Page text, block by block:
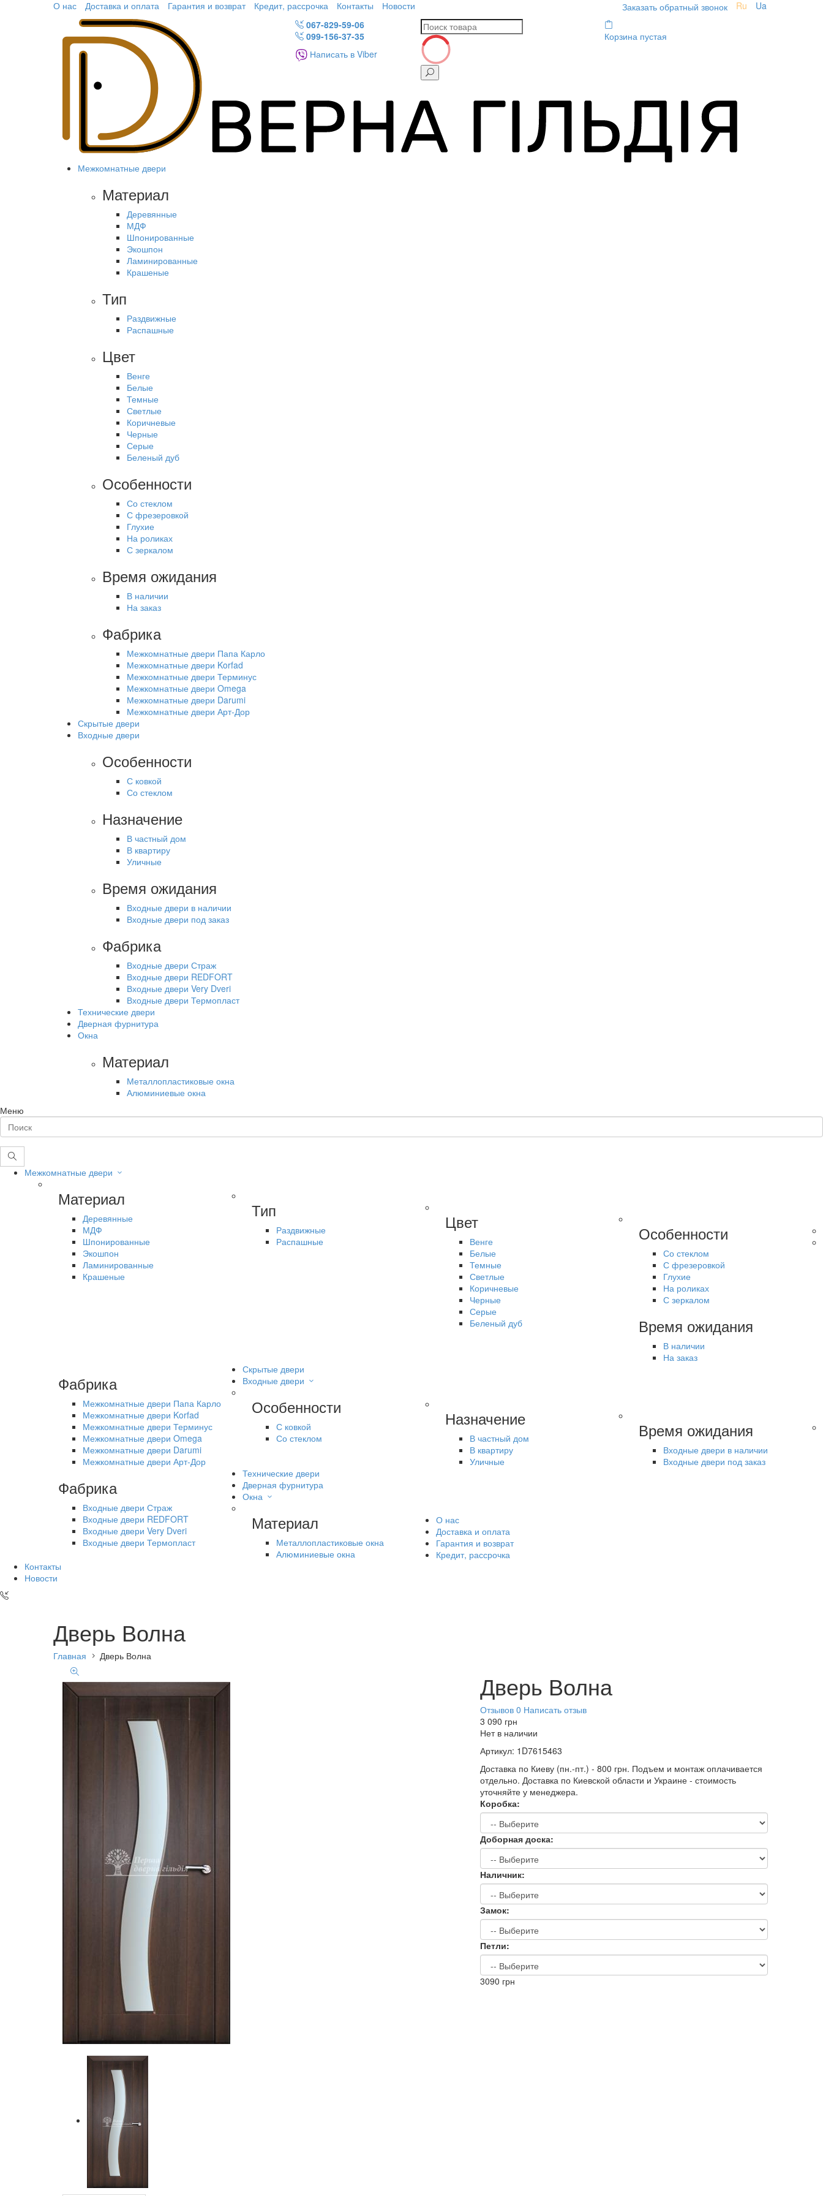
О нас Доставка и оплата Гарантия и возврат Кредит, рассрочка Контакты Новости Заказать обратный звонок Ru
Ua
067-829-59-06
099-156-37-35
Написать в Viber
Корзина пустая
Межкомнатные двери
Материал
Деревянные
МДФ
Шпонированные
Экошпон
Ламинированные
Крашеные
Тип
Раздвижные
Распашные
Цвет
Венге
Белые
Темные
Светлые
Коричневые
Черные
Серые
Беленый дуб
Особенности
Со стеклом
С фрезеровкой
Глухие
На роликах
С зеркалом
Время ожидания
В наличии
На заказ
Фабрика
Межкомнатные двери Папа Карло
Межкомнатные двери Korfad
Межкомнатные двери Терминус
Межкомнатные двери Omega
Межкомнатные двери Darumi
Межкомнатные двери Арт-Дор
Скрытые двери
Входные двери
Особенности
С ковкой
Со стеклом
Назначение
В частный дом
В квартиру
Уличные
Время ожидания
Входные двери в наличии
Входные двери под заказ
Фабрика
Входные двери Страж
Входные двери REDFORT
Входные двери Very Dveri
Входные двери Термопласт
Технические двери
Дверная фурнитура
Окна
Материал
Металлопластиковые окна
Алюминиевые окна
Меню
Межкомнатные двери
Материал
Деревянные
МДФ
Шпонированные
Экошпон
Ламинированные
Крашеные
Тип
Раздвижные
Распашные
Цвет
Венге
Белые
Темные
Светлые
Коричневые
Черные
Серые
Беленый дуб
Особенности
Со стеклом
С фрезеровкой
Глухие
На роликах
С зеркалом
Время ожидания
В наличии
На заказ
Фабрика
Межкомнатные двери Папа Карло
Межкомнатные двери Korfad
Межкомнатные двери Терминус
Межкомнатные двери Omega
Межкомнатные двери Darumi
Межкомнатные двери Арт-Дор
Скрытые двери
Входные двери
Особенности
С ковкой
Со стеклом
Назначение
В частный дом
В квартиру
Уличные
Время ожидания
Входные двери в наличии
Входные двери под заказ
Фабрика
Входные двери Страж
Входные двери REDFORT
Входные двери Very Dveri
Входные двери Термопласт
Технические двери
Дверная фурнитура
Окна
Материал
Металлопластиковые окна
Алюминиевые окна
О нас
Доставка и оплата
Гарантия и возврат
Кредит, рассрочка
Контакты
Новости
Дверь Волна
Главная Дверь Волна
Дверь Волна
Отзывов 0 Написать отзыв
3 090 грн
Нет в наличии
Артикул: 1D7615463
Доставка по Киеву (пн.-пт.) - 800 грн. Подъем и монтаж оплачивается
отдельно. Доставка по Киевской области и Украине - стоимость
уточняйте у менеджера.
Коробка:
Доборная доска:
Наличник:
Замок:
Петли:
3090 грн